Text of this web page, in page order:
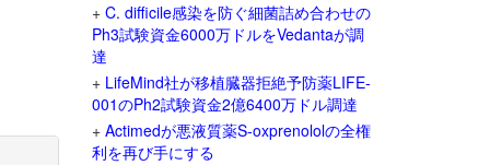
+ C. difficile感染を防ぐ細菌詰め合わせの
Ph3試験資金6000万ドルをVedantaが調
達
+ LifeMind社が移植臓器拒絶予防薬LIFE-
001のPh2試験資金2億6400万ドル調達
+ Actimedが悪液質薬S-oxprenololの全権
利を再び手にする